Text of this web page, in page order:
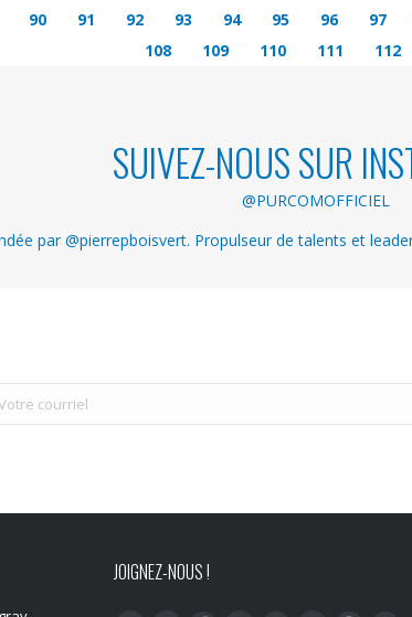
90 91 92 93 94 95 96 97
108
109 110 111 112
SUIVEZ-NOUS SUR
@PURCOMOFFICIEL
par @pierrepboisvert. Propulseur de talents et
JOIGNEZ-NOUS !